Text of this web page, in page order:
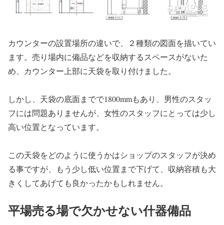
カウンターの設置場所の違いで、２種類の図面を描いてい
ます。売り場内に備品などを収納するスペースがないた
め、カウンター上部に天袋を取り付けました。
しかし、天袋の底面までで1800mmもあり、男性のスタッ
フには問題ありませんが、女性のスタッフにとっては少し
高い位置となっています。
この天袋をどのように使うかはショップのスタッフが決め
る事ですが、もう少し低い位置まで下げて、収納容積も大
きくしてあげても良かったかもしれません。
平場売る場で欠かせない什器備品